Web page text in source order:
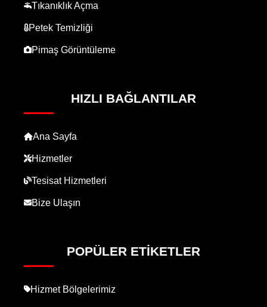
Tıkanıklık Açma
Petek Temizliği
Pimaş Görüntüleme
HIZLI BAĞLANTILAR
Ana Sayfa
Hizmetler
Tesisat Hizmetleri
Bize Ulaşın
POPÜLER ETIKETLER
Hizmet Bölgelerimiz